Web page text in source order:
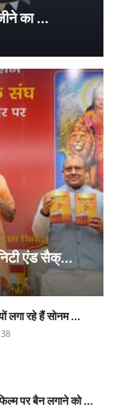
का ...
एंड सैक्...
लगा रहे हैं सोनम ...
38
पर बैन लगाने को ...